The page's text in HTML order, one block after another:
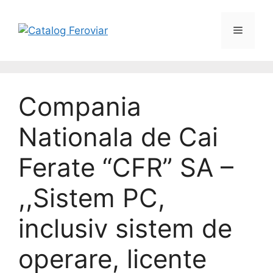
Compania
Nationala de Cai
Ferate “CFR” SA –
,,Sistem PC,
inclusiv sistem de
operare, licente